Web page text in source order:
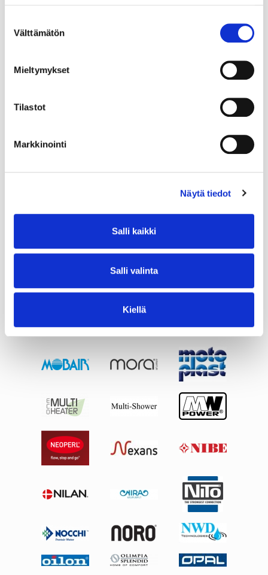
valinta
Välttämätön
Mieltymykset
Tilastot
Markkinointi
Näytä tiedot
Salli kaikki
Salli valinta
Kiellä